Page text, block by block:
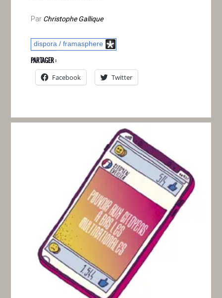
Par Christophe Gallique
dispora / framasphere
PARTAGER :
Facebook
Twitter